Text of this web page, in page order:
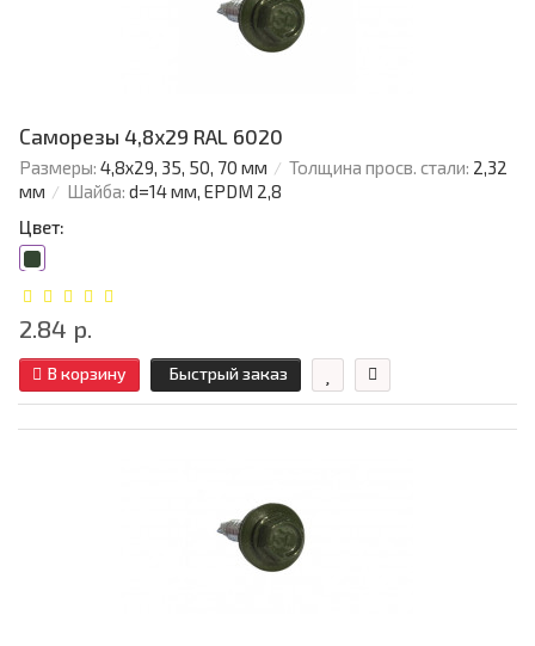
Саморезы 4,8х29 RAL 6020
Размеры: 4,8х29, 35, 50, 70 мм Толщина просв. стали: 2,32
мм
Шайба: d=14 мм, EPDM 2,8
Цвет:
2.84 р.
В корзину Быстрый заказ